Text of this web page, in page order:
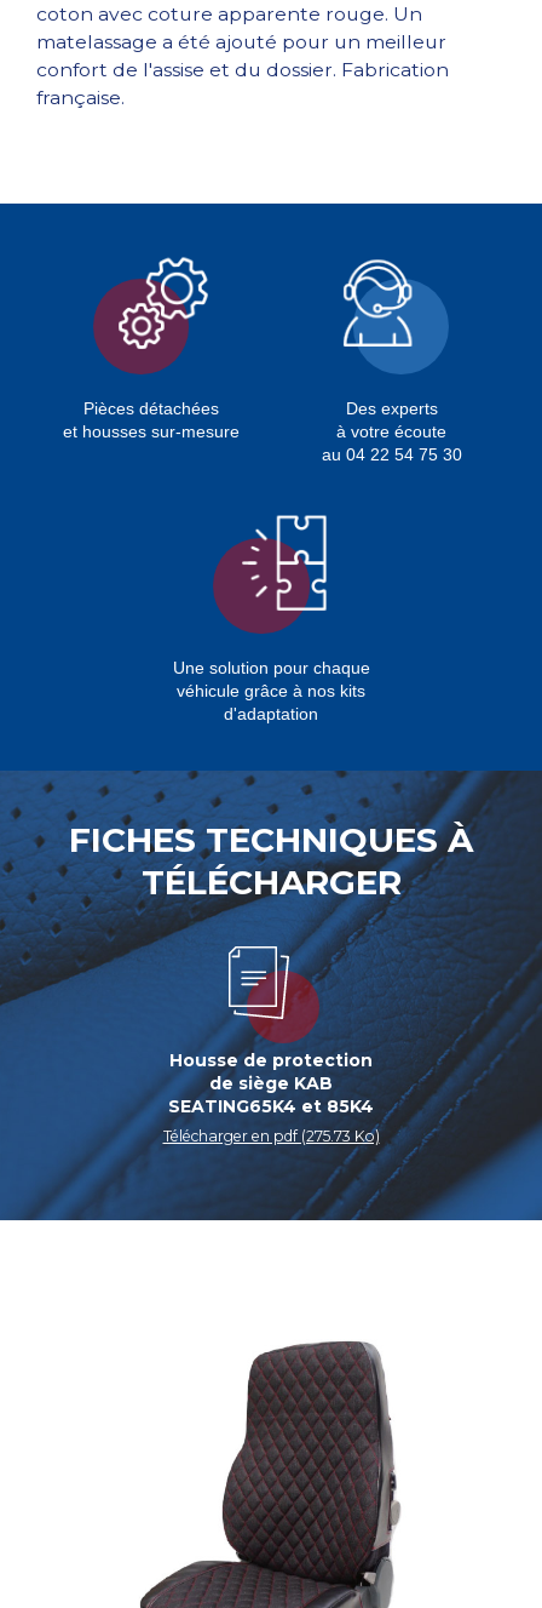
coton avec coture apparente rouge. Un
matelassage a été ajouté pour un meilleur
confort de l'assise et du dossier. Fabrication
française.
Pièces détachées
et housses sur-mesure
Des experts
à votre écoute
au 04 22 54 75 30
Une solution pour chaque
véhicule grâce à nos kits
d'adaptation
FICHES TECHNIQUES À
TÉLÉCHARGER
Housse de protection
de siège KAB
SEATING65K4 et 85K4
Télécharger en pdf (275.73 Ko)